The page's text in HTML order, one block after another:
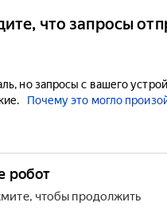
что запросы
но запросы с вашего
Почему это могло
робот
чтобы продолжить